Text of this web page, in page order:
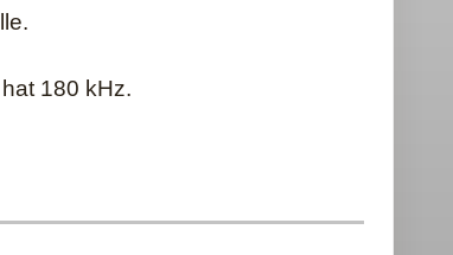
180 kHz.